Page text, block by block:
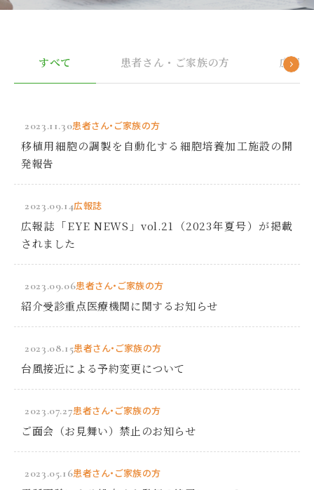
すべて 患者さん・ご家族の方 広報誌
2023.11.30患者さん・ご家族の方
移植用細胞の調製を自動化する細胞培養加工施設の開
発報告
2023.09.14広報誌
広報誌「EYE NEWS」vol.21（2023年夏号）が掲載
されました
2023.09.06患者さん・ご家族の方
紹介受診重点医療機関に関するお知らせ
2023.08.15患者さん・ご家族の方
台風接近による予約変更について
2023.07.27患者さん・ご家族の方
ご面会（お見舞い）禁止のお知らせ
2023.05.16患者さん・ご家族の方